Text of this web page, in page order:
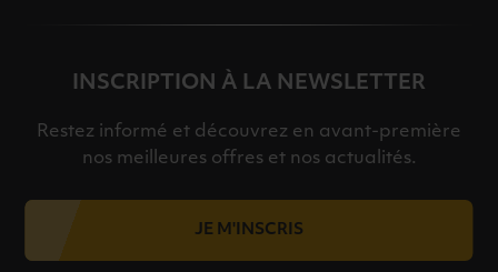
INSCRIPTION À LA NEWSLETTER
Restez informé et découvrez en avant-première
nos meilleures offres et nos actualités.
JE M'INSCRIS